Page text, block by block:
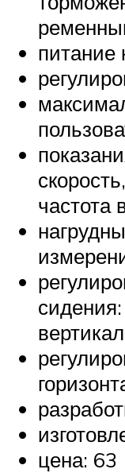
питание
частота
цена: 63